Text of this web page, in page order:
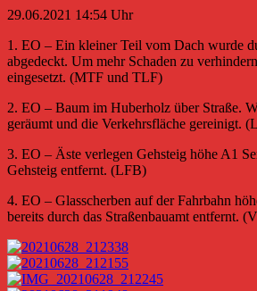
29.06.2021 14:54 Uhr
1. EO – Ein kleiner Teil vom Dach wurde
abgedeckt. Um mehr Schaden zu
eingesetzt. (MTF und TLF)
2. EO – Baum im Huberholz über Straße.
geräumt und die Verkehrsfläche gereinigt.
3. EO – Äste verlegen Gehsteig höhe A1
Gehsteig entfernt. (LFB)
4. EO – Glasscherben auf der Fahrbahn
bereits durch das Straßenbauamt entfernt.